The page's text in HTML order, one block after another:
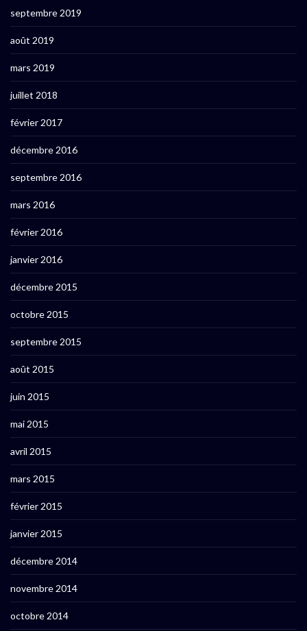
septembre 2019
août 2019
mars 2019
juillet 2018
février 2017
décembre 2016
septembre 2016
mars 2016
février 2016
janvier 2016
décembre 2015
octobre 2015
septembre 2015
août 2015
juin 2015
mai 2015
avril 2015
mars 2015
février 2015
janvier 2015
décembre 2014
novembre 2014
octobre 2014